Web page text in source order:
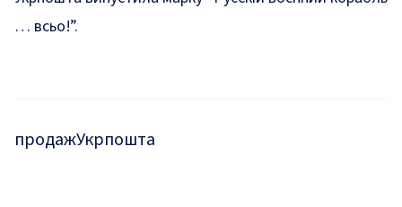
… всьо!”.
продажУкрпошта